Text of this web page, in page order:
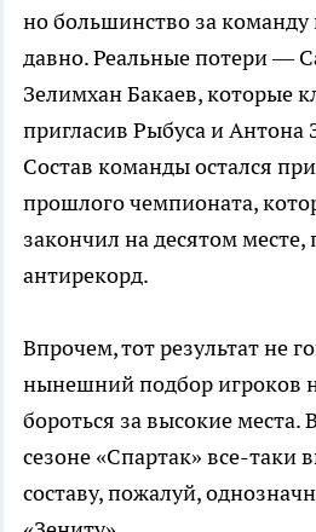
но большинство за команду
давно. Реальные потери —
Зелимхан Бакаев, которые
пригласив Рыбуса и Антона
Состав команды остался
прошлого чемпионата,
закончил на десятом месте,
антирекорд.
Впрочем, тот результат не
нынешний подбор игроков
бороться за высокие
сезоне «Спартак» все-таки
составу, пожалуй,